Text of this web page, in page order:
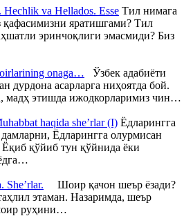
va Hellados. Esse Тил нимага
қафасимизни яратишгами? Тил
эринчоқлиги эмасмиди? Биз
onaga… Ўзбек адабиёти
дурдона асарларга ниҳоятда бой.
мадҳ этишда ижодкорларимиз чин…
haqida she’rlar (I) Ёдларингга
Ёдларингга олурмисан
қўйиб тун қўйнида ёки
She’rlar. Шоир қачон шеър ёзади?
этаман. Назаримда, шеър
руҳини…